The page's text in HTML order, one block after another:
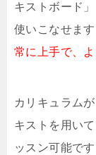
キストボード
使いこなせま
常に上手で、
カリキュラム
キストを用い
ッスン可能で